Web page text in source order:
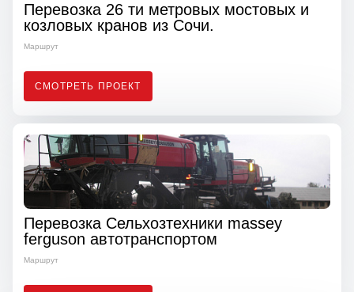
Перевозка 26 ти метровых мостовых и
козловых кранов из Сочи.
Маршрут
СМОТРЕТЬ ПРОЕКТ
Перевозка Сельхозтехники massey
ferguson автотранспортом
Маршрут